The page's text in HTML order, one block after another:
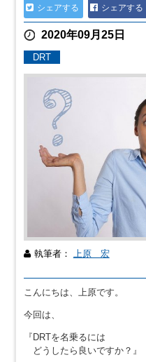
シェアする シェアする
2020年09月25日
DRT
執筆者： 上原 宏
こんにちは、上原です。
今回は、
『DRTを名乗るには
どうしたら良いですか？』